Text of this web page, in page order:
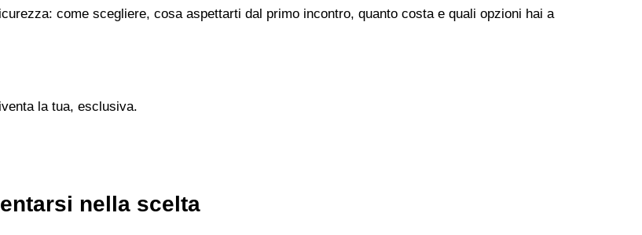
come scegliere, cosa aspettarti dal primo incontro, quanto costa e quali opzioni hai a
la tua, esclusiva.
nella scelta